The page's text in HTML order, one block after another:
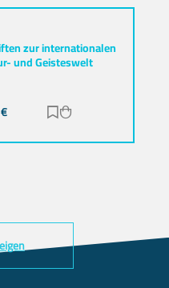
zur internationalen
und Geisteswelt
Zur Merkliste